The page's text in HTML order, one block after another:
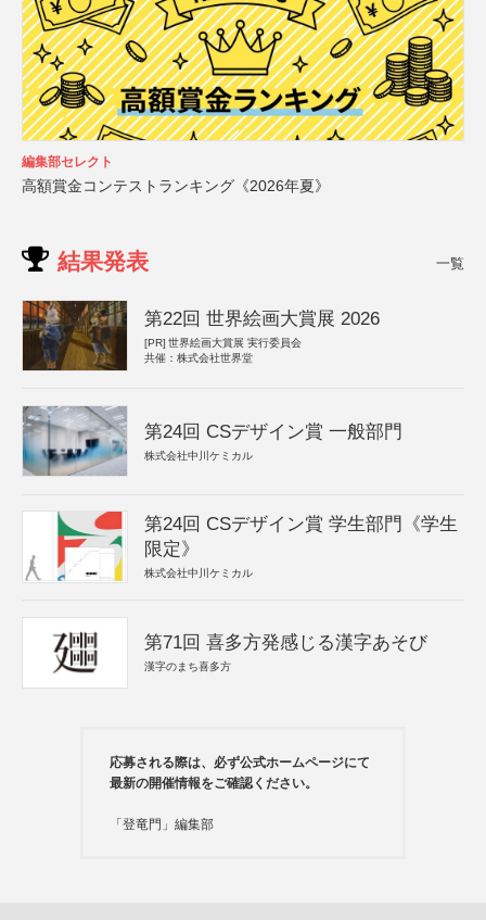
編集部セレクト
高額賞金コンテストランキング《2026年夏》
結果発表 一覧
第22回 世界絵画大賞展 2026
[PR] 世界絵画大賞展 実行委員会
共催：株式会社世界堂
第24回 CSデザイン賞 一般部門
株式会社中川ケミカル
第24回 CSデザイン賞 学生部門《学生
限定》
株式会社中川ケミカル
第71回 喜多方発感じる漢字あそび
漢字のまち喜多方
応募される際は、必ず公式ホームページにて
最新の開催情報をご確認ください。
「登竜門」編集部